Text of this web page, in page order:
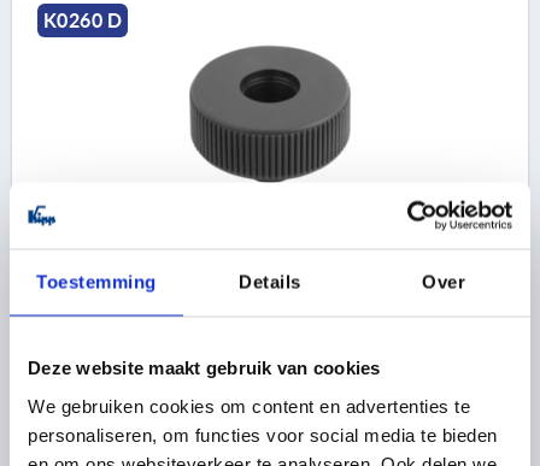
Toestemming Details Over
Deze website maakt gebruik van cookies
We gebruiken cookies om content en advertenties te
personaliseren, om functies voor social media te bieden
K0260 D
KARTELKNOP GR.2, D1=50 D=M08 , VORM:D,
SCHROEFDRAAD=M8
BUITENDIAMETER=50
DRAADDIEPTE=14
2,22 €
DETAILS